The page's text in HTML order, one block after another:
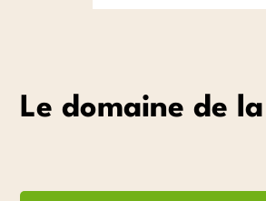
Le domaine de